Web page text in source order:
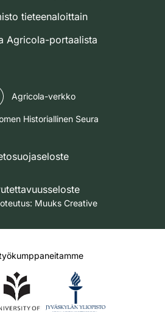
tieteenaloittain
Agricola-portaalista
Agricola-verkko
Historiallinen Seura
Muuks Creative